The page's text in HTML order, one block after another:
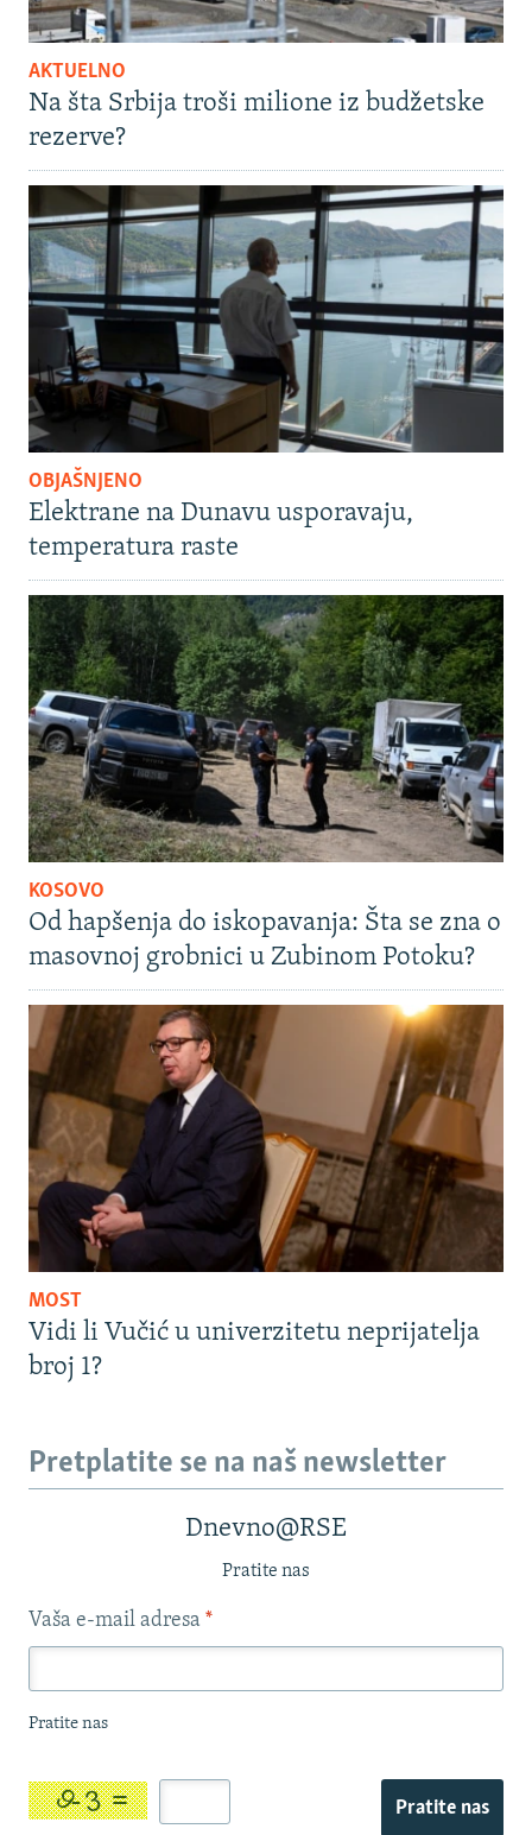
AKTUELNO
Na šta Srbija troši milione iz budžetske
rezerve?
OBJAŠNJENO
Elektrane na Dunavu usporavaju,
temperatura raste
KOSOVO
Od hapšenja do iskopavanja: Šta se zna o
masovnoj grobnici u Zubinom Potoku?
MOST
Vidi li Vučić u univerzitetu neprijatelja
broj 1?
Pretplatite se na naš newsletter
Dnevno@RSE
Pratite nas
Vaša e-mail adresa *
Pratite nas
Pratite nas